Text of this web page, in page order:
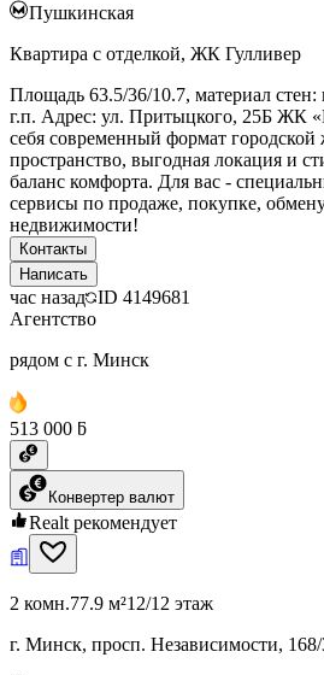
Пушкинская
Квартира с отделкой, ЖК Гулливер
Площадь 63.5/36/10.7, материал
г.п. Адрес: ул. Притыцкого, 25Б ЖК
себя современный формат
пространство, выгодная локация и
баланс комфорта. Для вас -
сервисы по продаже, покупке,
недвижимости!
Контакты
Написать
час назад ID 4149681
Агентство
рядом с г. Минск
513 000 ƃ
Конвертер валют
Realt рекомендует
2 комн.77.9 м²12/12 этаж
г. Минск, просп. Независимости,